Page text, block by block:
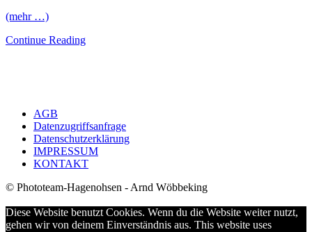
(mehr …)
Continue Reading
AGB
Datenzugriffsanfrage
Datenschutzerklärung
IMPRESSUM
KONTAKT
© Phototeam-Hagenohsen - Arnd Wöbbeking
Diese Website benutzt Cookies. Wenn du die Website weiter nutzt,
gehen wir von deinem Einverständnis aus. This website uses